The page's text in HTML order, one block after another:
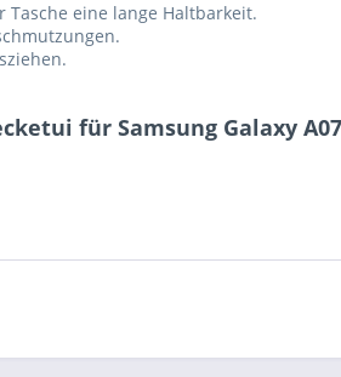
eine lange Haltbarkeit.
für Samsung Galaxy